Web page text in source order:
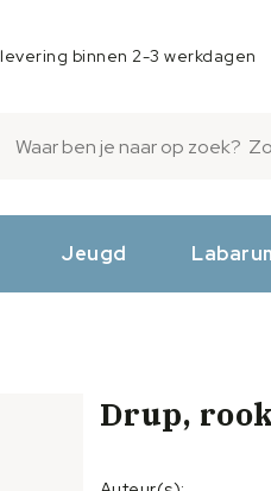
levering binnen 2-3 werkdagen
Jeugd
Drup,